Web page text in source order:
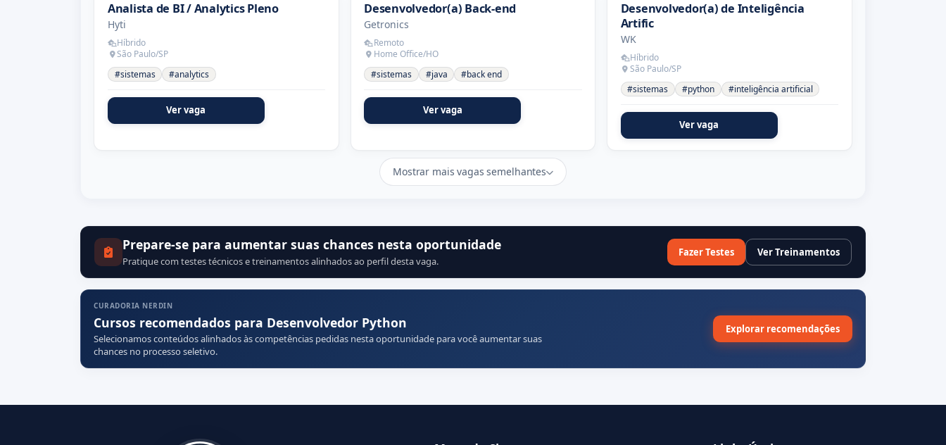
Analista de BI / Analytics Pleno
Hyti
Híbrido
São Paulo/SP
#sistemas
#analytics
Ver vaga
Desenvolvedor(a) Back-end
Getronics
Remoto
Home Office/HO
#sistemas
#java #back end
Ver vaga
Desenvolvedor(a) de Inteligência
Artific
WK
Híbrido
São Paulo/SP
#sistemas
#python #inteligência artificial
Ver vaga
Mostrar mais vagas semelhantes
Prepare-se para aumentar suas chances nesta oportunidade
Pratique com testes técnicos e treinamentos alinhados ao perfil desta vaga.
Fazer Testes Ver Treinamentos
CURADORIA NERDIN
Cursos recomendados para Desenvolvedor Python
Selecionamos conteúdos alinhados às competências pedidas nesta oportunidade para você aumentar suas
chances no processo seletivo.
Explorar recomendações